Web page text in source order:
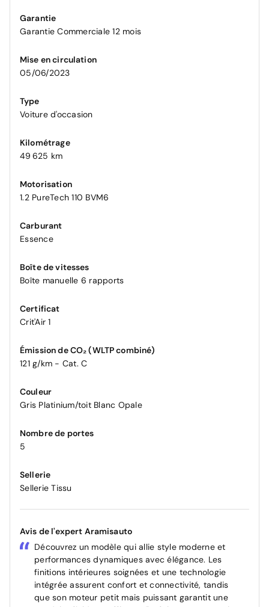
Garantie
Garantie Commerciale 12 mois
Mise en circulation
05/06/2023
Type
Voiture d'occasion
Kilométrage
49 625 km
Motorisation
1.2 PureTech 110 BVM6
Carburant
Essence
Boîte de vitesses
Boîte manuelle 6 rapports
Certificat
Crit'Air 1
Émission de CO₂ (WLTP combiné)
121 g/km - Cat. C
Couleur
Gris Platinium/toit Blanc Opale
Nombre de portes
5
Sellerie
Sellerie Tissu
Avis de l'expert Aramisauto
Découvrez un modèle qui allie style moderne et
performances dynamiques avec élégance. Les
finitions intérieures soignées et une technologie
intégrée assurent confort et connectivité, tandis
que son moteur petit mais puissant garantit une